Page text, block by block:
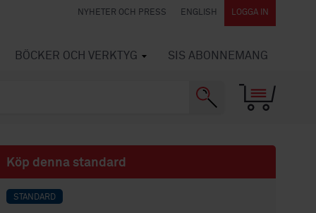
NYHETER OCH PRESS ENGLISH LOGGA IN
BÖCKER OCH VERKTYG SIS ABONNEMANG
Köp denna standard
STANDARD